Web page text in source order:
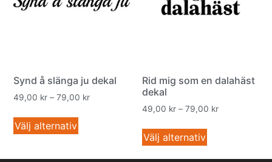
Synd å slänga ju dekal
49,00 kr – 79,00 kr
Välj alternativ
Rid mig som en dalahäst
dekal
49,00 kr – 79,00 kr
Välj alternativ